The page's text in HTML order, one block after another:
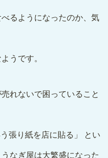
るようになったのか、気
うです。
れないで困っていること
張り紙を店に貼る」 とい
なぎ屋は大繁盛になった